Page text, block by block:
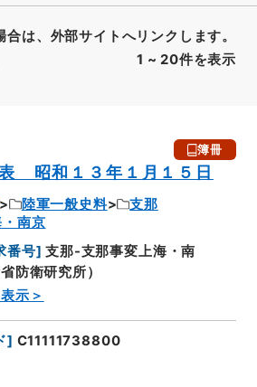
1 ~ 20件を表示
合は、外部サイトへリンクします。
簿冊
昭和１３年１月１５日
陸軍一般史料
支那
南京
番号] 支那-支那事変上海・南
防衛研究所）
示＞
] C11111738800